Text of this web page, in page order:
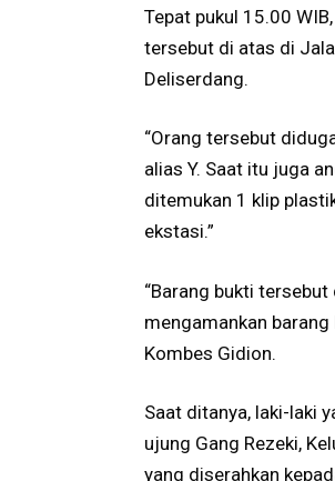
Tepat pukul 15.00
tersebut di atas di
Deliserdang.
“Orang tersebut
alias Y. Saat itu juga
ditemukan 1 klip
ekstasi.”
“Barang bukti
mengamankan
Kombes Gidion.
Saat ditanya, laki-laki
ujung Gang Rezeki,
yang diserahkan